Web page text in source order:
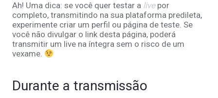
Ah! Uma dica: se você quer testar a livepor
completo, transmitindo na sua plataforma predileta,
experimente criar um perfil ou página de teste. Se
você não divulgar o link desta página, poderá
transmitir um live na íntegra sem o risco de um
vexame.
Durante a transmissão